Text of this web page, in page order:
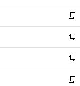
開
く
ウ
で
開
く
ン
ド
ウ
で
開
く
ウ
ィ
ン
ド
ウ
で
開
く
新
し
い
ウ
ィ
ン
ド
新
し
い
ウ
ィ
新
し
い
新